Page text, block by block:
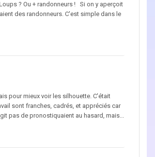
? Ou + randonneurs ! Si on y aperçoit
des randonneurs. C'est simple dans le
pour mieux voir les silhouette. C'était
sont franches, cadrés, et appréciés car
pas de pronostiquaient au hasard, mais...